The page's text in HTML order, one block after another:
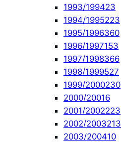
1993/199423
1994/1995223
1995/1996360
1996/1997153
1997/1998366
1998/1999527
1999/2000230
2000/20016
2001/2002223
2002/2003213
2003/200410